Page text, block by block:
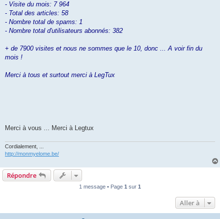
- Visite du mois: 7 964
- Total des articles: 58
- Nombre total de spams: 1
- Nombre total d'utilisateurs abonnés: 382
+ de 7900 visites et nous ne sommes que le 10, donc ... A voir fin du
mois !
Merci à tous et surtout merci à LegTux
Merci à vous ... Merci à Legtux
Cordialement, ...
http://monmyelome.be/
Répondre
1 message • Page 1 sur 1
Aller à